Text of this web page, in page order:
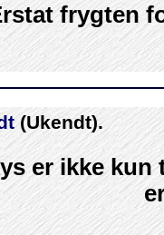
frygten
(Ukendt).
er ikke kun